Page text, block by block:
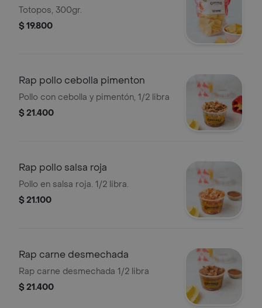
Totopos, 300gr.
$ 19.800
Rap pollo cebolla pimenton
Pollo con cebolla y pimentón, 1/2 libra
$ 21.400
Rap pollo salsa roja
Pollo en salsa roja. 1/2 libra.
$ 21.100
Rap carne desmechada
Rap carne desmechada 1/2 libra
$ 21.400